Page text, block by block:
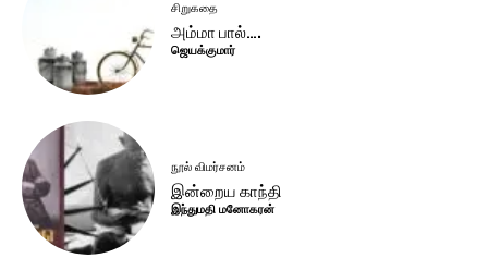
சிறுகதை
அம்மா பால்….
ஜெயக்குமார்
நூல் விமர்சனம்
இன்றைய காந்தி
இந்துமதி மனோகரன்